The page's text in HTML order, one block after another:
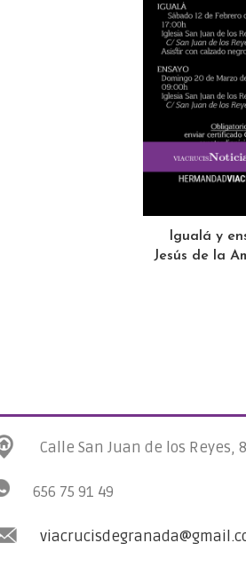
Igualá y
Jesús de la
Calle San Juan de los Reyes,
656 75 91 49